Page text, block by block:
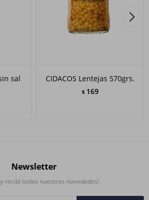
sal
CIDACOS Lentejas 570grs.
$ 169
Newsletter
recibí todas nuestras novedades!